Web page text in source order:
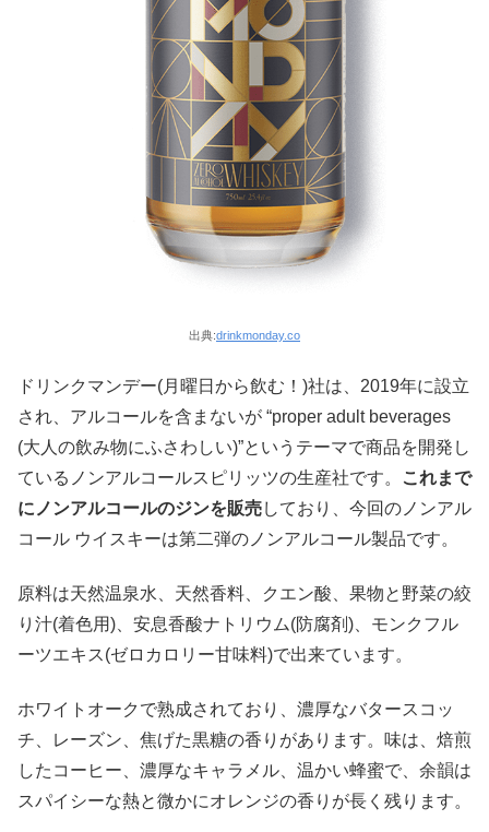
出典:drinkmonday.co
ドリンクマンデー(月曜日から飲む！)社は、2019年に設立
され、アルコールを含まないが “proper adult beverages
(大人の飲み物にふさわしい)”というテーマで商品を開発し
ているノンアルコールスピリッツの生産社です。
これまで
にノンアルコールのジンを販売しており、今回のノンアル
コール ウイスキーは第二弾のノンアルコール製品です。
原料は天然温泉水、天然香料、クエン酸、果物と野菜の絞
り汁(着色用)、安息香酸ナトリウム(防腐剤)、モンクフル
ーツエキス(ゼロカロリー甘味料)で出来ています。
ホワイトオークで熟成されており、濃厚なバタースコッ
チ、レーズン、焦げた黒糖の香りがあります。味は、焙煎
したコーヒー、濃厚なキャラメル、温かい蜂蜜で、余韻は
スパイシーな熱と微かにオレンジの香りが長く残ります。